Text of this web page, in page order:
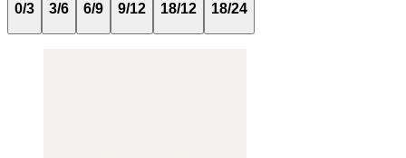
0/3 3/6 6/9 9/12 18/12 18/24